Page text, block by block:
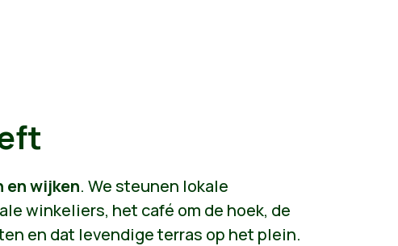
en wijken. We steunen lokale
winkeliers, het café om de hoek, de
en dat levendige terras op het plein.